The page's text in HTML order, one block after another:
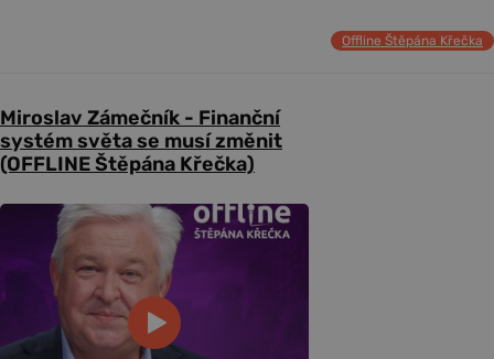
Offline Štěpána Křečka
Miroslav Zámečník - Finanční
systém světa se musí změnit
(OFFLINE Štěpána Křečka)